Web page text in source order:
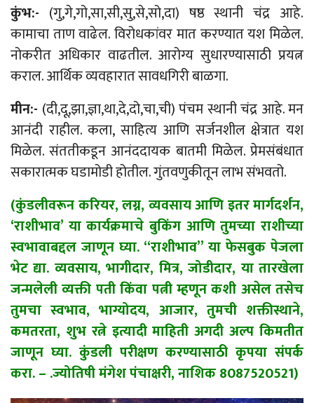
कुंभ:- (गु,गे,गो,सा,सी,सु,से,सो,दा) षष्ठ स्थानी चंद्र आहे.
कामाचा ताण वाढेल. विरोधकांवर मात करण्यात यश मिळेल.
नोकरीत अधिकार वाढतील. आरोग्य सुधारण्यासाठी प्रयत्न
कराल. आर्थिक व्यवहारात सावधगिरी बाळगा.
मीन:- (दी,दू,झा,ज्ञा,था,दे,दो,चा,ची) पंचम स्थानी चंद्र आहे. मन
आनंदी राहील. कला, साहित्य आणि सर्जनशील क्षेत्रात यश
मिळेल. संततीकडून आनंददायक बातमी मिळेल. प्रेमसंबंधात
सकारात्मक घडामोडी होतील. गुंतवणुकीतून लाभ संभवतो.
(कुंडलीवरून करियर, लग्न, व्यवसाय आणि इतर मार्गदर्शन,
‘राशीभाव’ या कार्यक्रमाचे बुकिंग आणि तुमच्या राशीच्या
स्वभावाबद्दल जाणून घ्या. “राशीभाव” या फेसबुक पेजला
भेट द्या. व्यवसाय, भागीदार, मित्र, जोडीदार, या तारखेला
जन्मलेली व्यक्ती पती किंवा पत्नी म्हणून कशी असेल तसेच
तुमचा स्वभाव, भाग्योदय, आजार, तुमची शक्तीस्थाने,
कमतरता, शुभ रत्ने इत्यादी माहिती अगदी अल्प किमतीत
जाणून घ्या. कुंडली परीक्षण करण्यासाठी कृपया संपर्क
करा. – .ज्योतिषी मंगेश पंचाक्षरी, नाशिक 8087520521)